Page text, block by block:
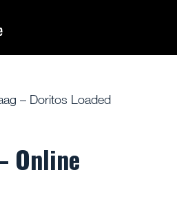
– Doritos Loaded
Online